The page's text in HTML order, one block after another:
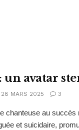
avatar
MARS 2025 3
chanteuse au succès
et suicidaire,